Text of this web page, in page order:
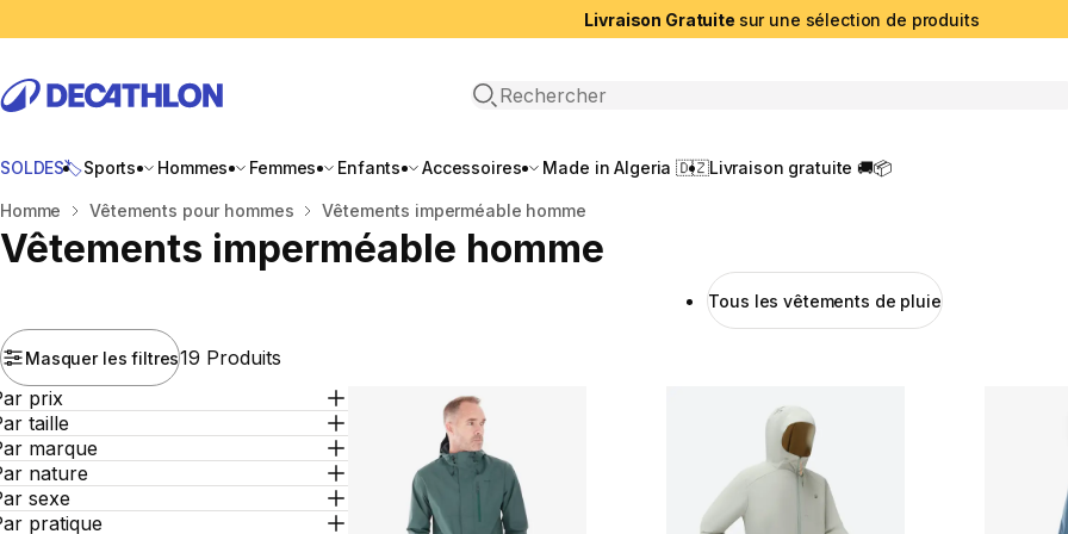
Livraison Gratuite sur une sélection de produits
Recherche ouverte
SOLDES🏷️Sports Hommes Femmes Enfants Accessoires Made in Algeria 🇩🇿Livraison gratuite 🚚📦
Accueil
Homme Vêtements pour hommes Vêtements imperméable homme
Vêtements imperméable homme
Tous les vêtements de pluie
Masquer les filtres19 Produits
prix
taille
marque
nature
sexe
pratique